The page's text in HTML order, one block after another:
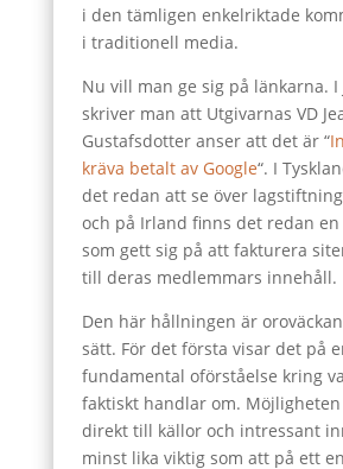
i den tämligen enkelriktade
i traditionell media.
Nu vill man ge sig på länkarna. I
skriver man att Utgivarnas VD
Gustafsdotter anser att det är “
kräva betalt av Google“. I
det redan att se över
och på Irland finns det redan
som gett sig på att fakturera
till deras medlemmars innehåll.
Den här hållningen är
sätt. För det första visar det på
fundamental oförståelse kring
faktiskt handlar om.
direkt till källor och intressant
minst lika viktig som att på ett